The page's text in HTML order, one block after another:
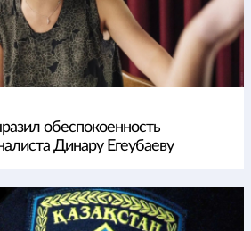
обеспокоенность
Динару Егеубаеву